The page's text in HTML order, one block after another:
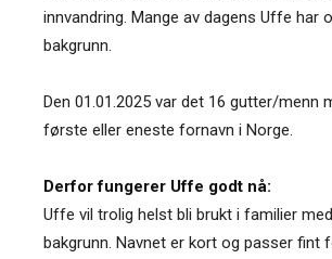
innvandring. Mange av dagens Uffe har
bakgrunn.
Den 01.01.2025 var det 16 gutter/menn
første eller eneste fornavn i Norge.
Derfor fungerer Uffe godt nå:
Uffe vil trolig helst bli brukt i familier
bakgrunn. Navnet er kort og passer fint